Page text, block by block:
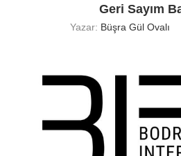
Geri Sayım
Yazar: Büşra Gül Ovalı